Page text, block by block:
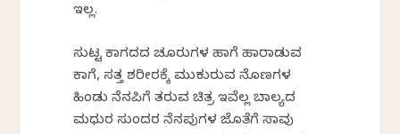
ಇಲ್ಲ.
ಸುಟ್ಟ ಕಾಗದದ ಚೂರುಗಳ ಹಾಗೆ ಹಾರಾಡುವ
ಕಾಗೆ, ಸತ್ತ ಶರೀರಕ್ಕೆ ಮುಕುರುವ ನೊಣಗಳ
ಹಿಂಡು ನೆನಪಿಗೆ ತರುವ ಚಿತ್ರ ಇವೆಲ್ಲ ಬಾಲ್ಯದ
ಮಧುರ ಸುಂದರ ನೆನಪುಗಳ ಜೊತೆಗೆ ಸಾವು